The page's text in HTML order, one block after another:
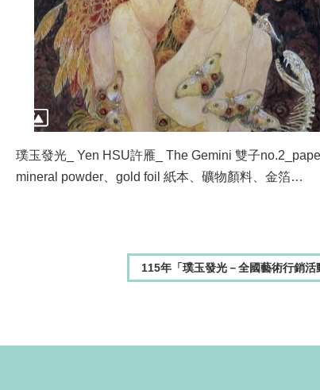
璞玉發光_ Yen HSU許雁_ The Gemini 雙子no.2_paper、
mineral powder、gold foil 紙本、礦物顏料、金箔
115年「璞玉發光－全國藝術行銷活